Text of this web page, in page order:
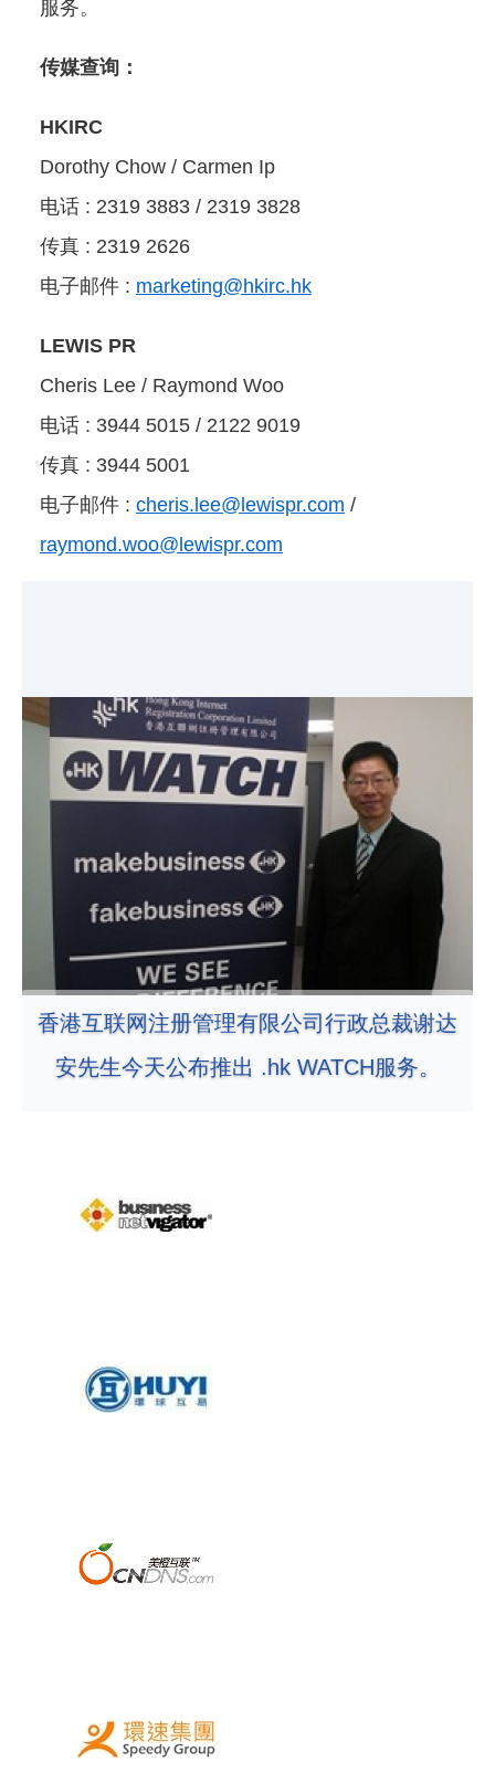
服务。
传媒查询：
HKIRC
Dorothy Chow / Carmen Ip
电话 : 2319 3883 / 2319 3828
传真 : 2319 2626
电子邮件 : marketing@hkirc.hk
LEWIS PR
Cheris Lee / Raymond Woo
电话 : 3944 5015 / 2122 9019
传真 : 3944 5001
电子邮件 : cheris.lee@lewispr.com /
raymond.woo@lewispr.com
香港互联网注册管理有限公司行政总裁谢达
安先生今天公布推出 .hk WATCH服务。